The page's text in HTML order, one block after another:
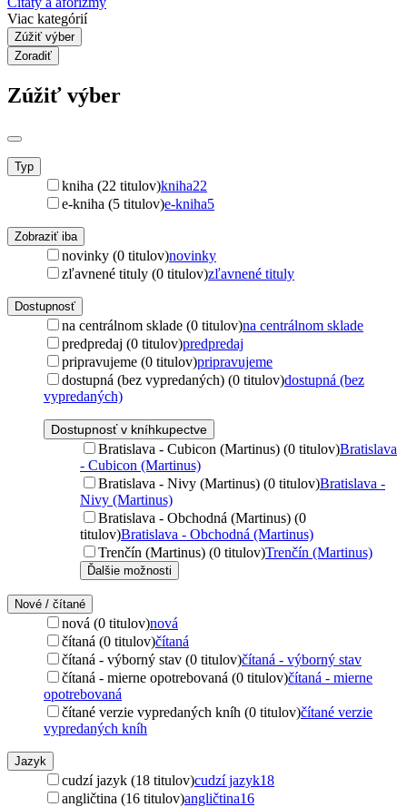
Viac kategórií
Zúžiť výber
Zoradiť
Zúžiť výber
Typ
kniha (22 titulov)kniha22
e-kniha (5 titulov)e-kniha5
Zobraziť iba
novinky (0 titulov)novinky
zľavnené tituly (0 titulov)zľavnené tituly
Dostupnosť
na centrálnom sklade (0 titulov)na centrálnom sklade
predpredaj (0 titulov)predpredaj
pripravujeme (0 titulov)pripravujeme
dostupná (bez vypredaných) (0 titulov)dostupná (bez
vypredaných)
Dostupnosť v kníhkupectve
Bratislava - Cubicon (Martinus) (0 titulov)Bratislava
- Cubicon (Martinus)
Bratislava - Nivy (Martinus) (0 titulov)Bratislava -
Nivy (Martinus)
Bratislava - Obchodná (Martinus) (0
titulov)Bratislava - Obchodná (Martinus)
Trenčín (Martinus) (0 titulov)Trenčín (Martinus)
Ďalšie možnosti
Nové / čítané
nová (0 titulov)nová
čítaná (0 titulov)čítaná
čítaná - výborný stav (0 titulov)čítaná - výborný stav
čítaná - mierne opotrebovaná (0 titulov)čítaná - mierne
opotrebovaná
čítané verzie vypredaných kníh (0 titulov)čítané verzie
vypredaných kníh
Jazyk
cudzí jazyk (18 titulov)cudzí jazyk18
angličtina (16 titulov)angličtina16